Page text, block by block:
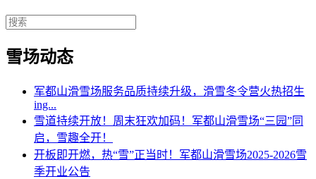
雪场动态
军都山滑雪场服务品质持续升级，滑雪冬令营火热招生
ing...
雪道持续开放！周末狂欢加码！军都山滑雪场“三园”同
启，雪趣全开！
开板即开燃，热“雪”正当时！军都山滑雪场2025-2026雪
季开业公告